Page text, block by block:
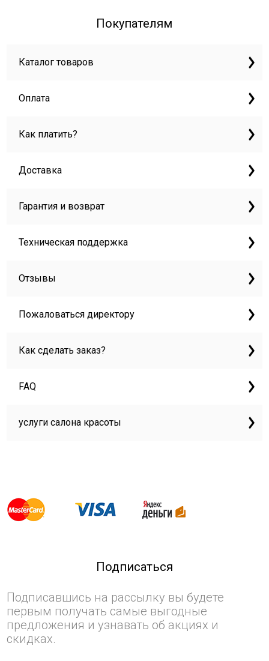
Покупателям
Каталог товаров
Оплата
Как платить?
Доставка
Гарантия и возврат
Техническая поддержка
Отзывы
Пожаловаться директору
Как сделать заказ?
FAQ
услуги салона красоты
Подписаться
Подписавшись на рассылку вы будете
первым получать самые выгодные
предложения и узнавать об акциях и
скидках.